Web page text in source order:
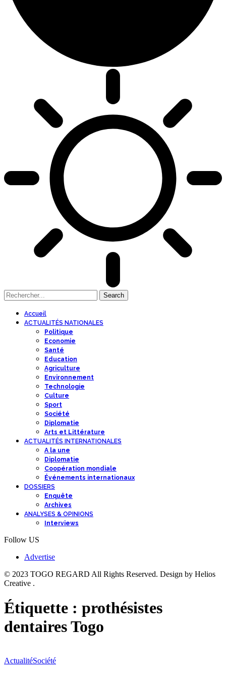
Accueil
ACTUALITÉS NATIONALES
Politique
Economie
Santé
Education
Agriculture
Environnement
Technologie
Culture
Sport
Société
Diplomatie
Arts et Littérature
ACTUALITÉS INTERNATIONALES
A la une
Diplomatie
Coopération mondiale
Événements internationaux
DOSSIERS
Enquête
Archives
ANALYSES & OPINIONS
Interviews
Follow US
Advertise
© 2023 TOGO REGARD All Rights Reserved. Design by Helios
Creative .
Étiquette : prothésistes
dentaires Togo
ActualitéSociété